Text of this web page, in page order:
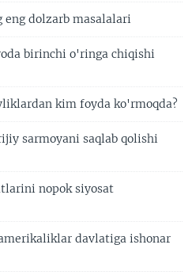
dolzarb masalalari
birinchi o'ringa chiqishi
kim foyda ko'rmoqda?
sarmoyani saqlab qolishi
nopok siyosat
davlatiga ishonar